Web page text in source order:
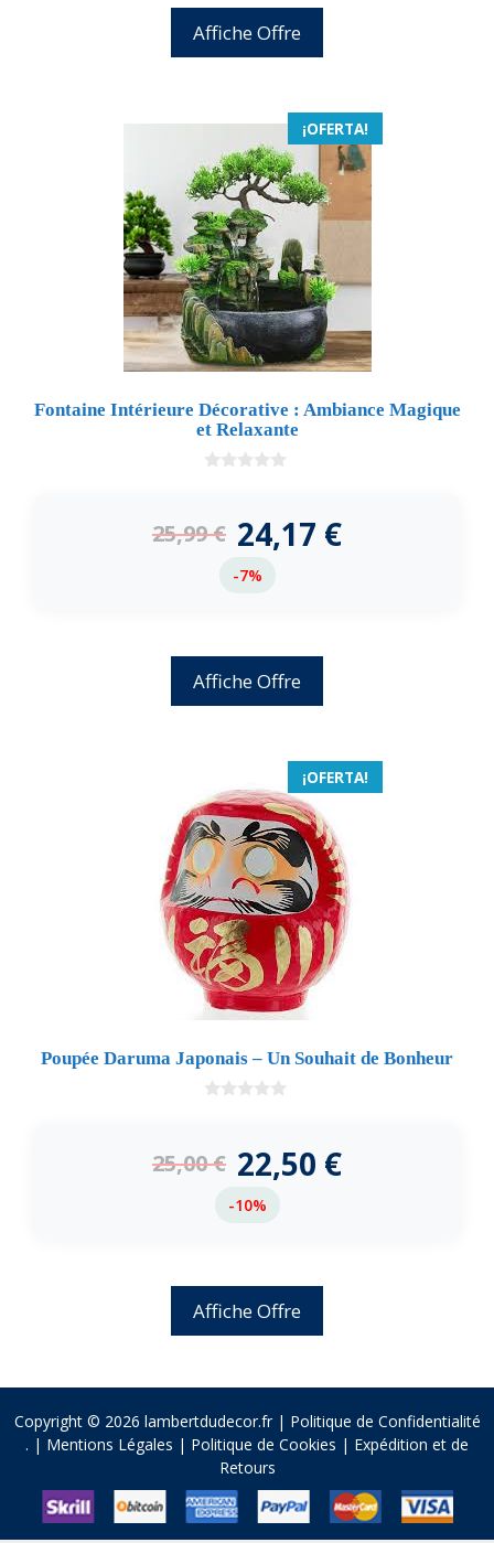
Affiche Offre
¡OFERTA!
Fontaine Intérieure Décorative : Ambiance Magique
et Relaxante
5
25,99€ 24,17 €
-7%
Affiche Offre
¡OFERTA!
Poupée Daruma Japonais – Un Souhait de Bonheur
5
25,00€ 22,50 €
-10%
Affiche Offre
Copyright © 2026 lambertdudecor.fr | Politique de Confidentialité
. | Mentions Légales | Politique de Cookies | Expédition et de
Retours